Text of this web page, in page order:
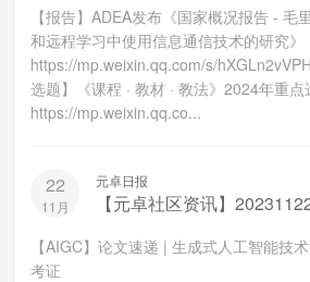
【报告】ADEA发布《国家概况报告 - 毛
和远程学习中使用信息通信技术的研究》
https://mp.weixin.qq.com/s/
选题】《课程 · 教材 · 教法》2024年重点
https://mp.weixin.qq.co...
22
11月
元卓日报
【元卓社区资讯】
【AIGC】论文速递 | 生成式人工智能技
考证